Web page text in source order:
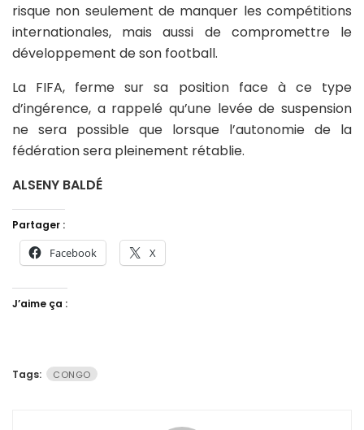
risque non seulement de manquer les compétitions
internationales, mais aussi de compromettre le
développement de son football.
La FIFA, ferme sur sa position face à ce type
d’ingérence, a rappelé qu’une levée de suspension
ne sera possible que lorsque l’autonomie de la
fédération sera pleinement rétablie.
ALSENY BALDÉ
Partager :
Facebook X
J’aime ça :
Tags: CONGO